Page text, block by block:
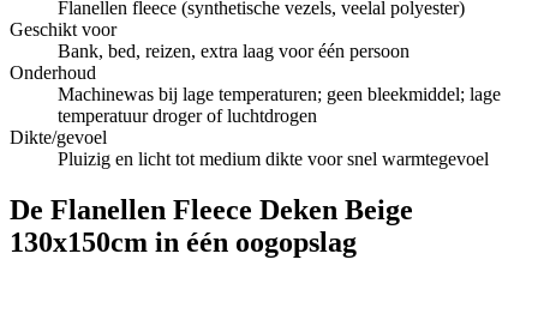
Flanellen fleece (synthetische vezels, veelal polyester)
Geschikt voor
Bank, bed, reizen, extra laag voor één persoon
Onderhoud
Machinewas bij lage temperaturen; geen bleekmiddel; lage
temperatuur droger of luchtdrogen
Dikte/gevoel
Pluizig en licht tot medium dikte voor snel warmtegevoel
De Flanellen Fleece Deken Beige
130x150cm in één oogopslag